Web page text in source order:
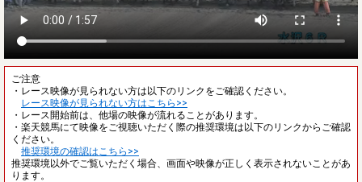
ご注意
・レース映像が見られない方は以下のリンクをご確認ください。
レース映像が見られない方はこちら>>
・レース開始前は、他場の映像が流れることがあります。
・楽天競馬にて映像をご視聴いただく際の推奨環境は以下のリンクからご確認
ください。
推奨環境の確認はこちら>>
推奨環境以外でご覧いただく場合、画面や映像が正しく表示されないことがあ
ります。